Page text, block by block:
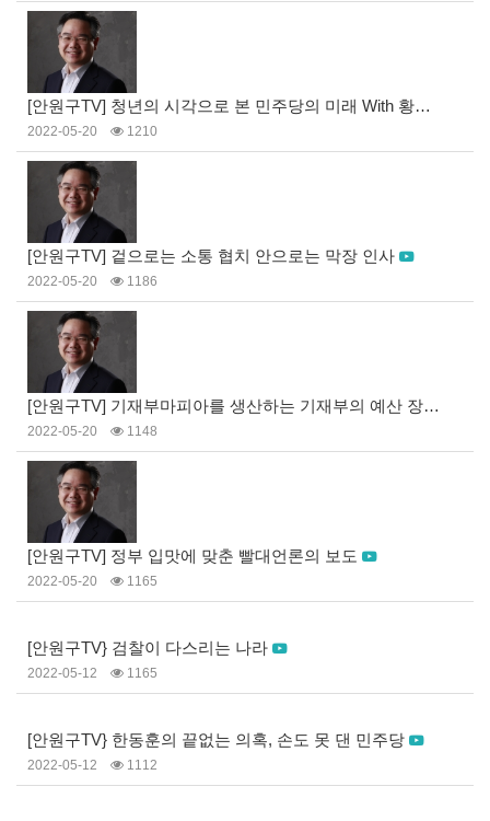
[안원구TV] 청년의 시각으로 본 민주당의 미래 With 황희두
2022-05-20 1210
[안원구TV] 겉으로는 소통 협치 안으로는 막장 인사
2022-05-20 1186
[안원구TV] 기재부마피아를 생산하는 기재부의 예산 장난
2022-05-20 1148
[안원구TV] 정부 입맛에 맞춘 빨대언론의 보도
2022-05-20 1165
[안원구TV} 검찰이 다스리는 나라
2022-05-12 1165
[안원구TV} 한동훈의 끝없는 의혹, 손도 못 댄 민주당
2022-05-12 1112